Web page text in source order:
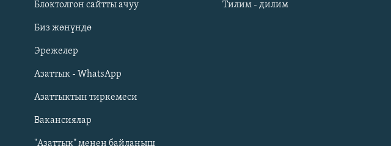
Русский
ОНЛАЙН ШЕРИНЕ
Блоктолгон сайтты ачуу
Биз жөнүндө
Эрежелер
Азаттык - WhatsApp
Азаттыктын тиркемеси
Вакансиялар
"Азаттык" менен байланыш
Тилим - дилим